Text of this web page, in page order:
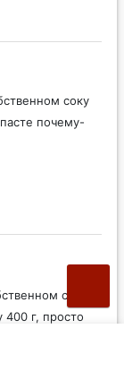
соку
почему-
соку.
г, просто